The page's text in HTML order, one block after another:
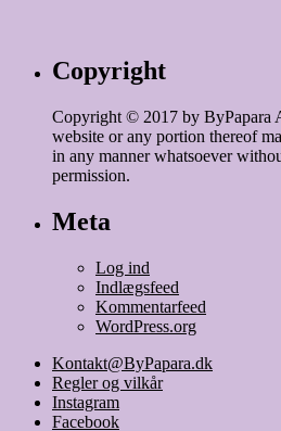
Copyright
Copyright © 2017 by ByPapara
website or any portion thereof
in any manner whatsoever
permission.
Meta
Log ind
Indlægsfeed
Kommentarfeed
WordPress.org
Kontakt@ByPapara.dk
Regler og vilkår
Instagram
Facebook